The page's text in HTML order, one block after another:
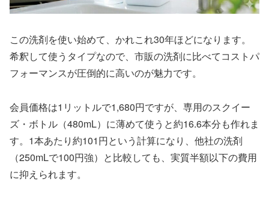
この洗剤を使い始めて、かれこれ30年ほどになります。
希釈して使うタイプなので、市販の洗剤に比べてコストパ
フォーマンスが圧倒的に高いのが魅力です。
会員価格は1リットルで1,680円ですが、専用のスクイー
ズ・ボトル（480mL）に薄めて使うと約16.6本分も作れま
す。1本あたり約101円という計算になり、他社の洗剤
（250mLで100円強）と比較しても、実質半額以下の費用
に抑えられます。